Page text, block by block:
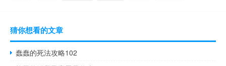
猜你想看的文章
蠢蠢的死法攻略102